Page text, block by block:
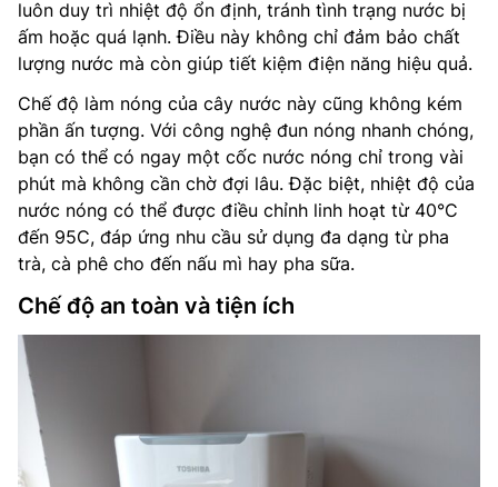
luôn duy trì nhiệt độ ổn định, tránh tình trạng nước bị
ấm hoặc quá lạnh. Điều này không chỉ đảm bảo chất
lượng nước mà còn giúp tiết kiệm điện năng hiệu quả.
Chế độ làm nóng của cây nước này cũng không kém
phần ấn tượng. Với công nghệ đun nóng nhanh chóng,
bạn có thể có ngay một cốc nước nóng chỉ trong vài
phút mà không cần chờ đợi lâu. Đặc biệt, nhiệt độ của
nước nóng có thể được điều chỉnh linh hoạt từ 40°C
đến 95C, đáp ứng nhu cầu sử dụng đa dạng từ pha
trà, cà phê cho đến nấu mì hay pha sữa.
Chế độ an toàn và tiện ích